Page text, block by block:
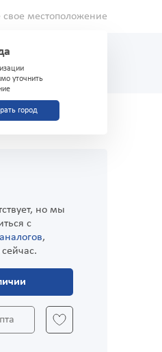
свое местоположение
уточнить
город
но мы
с
,